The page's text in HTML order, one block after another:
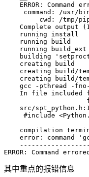
ERROR: Command
command: /usr/
cwd: /tmp/
Complete output
    running install
    running build
    running build_ext
building
    creating build
creating build/
creating build/
gcc -pthread -
In file included
src/
#include
compilation
error: command
其中重点的报错信息